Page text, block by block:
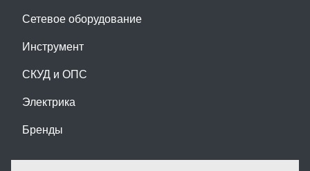
Сетевое оборудование
Инструмент
СКУД и ОПС
Электрика
Бренды